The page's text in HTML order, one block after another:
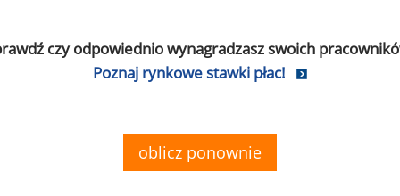
czy odpowiednio wynagradzasz swoich
Poznaj rynkowe stawki płac!
oblicz ponownie